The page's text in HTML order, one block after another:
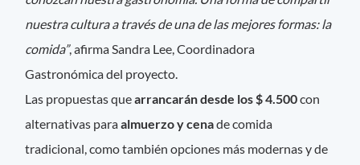
nuestra cultura a través de una de las mejores formas: la
comida”, afirma Sandra Lee, Coordinadora
Gastronómica del proyecto.
Las propuestas quearrancarán desde los $ 4.500con
alternativas paraalmuerzo y cenade comida
tradicional, como también opciones más modernas y de